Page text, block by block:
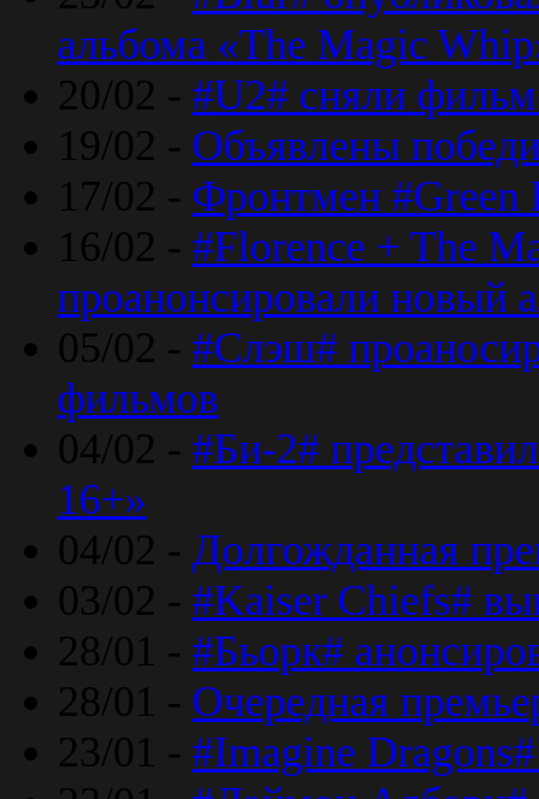
альбома «The Magic
20/02 - #U2# сняли
19/02 - Объявлены
17/02 - Фронтмен #Green
16/02 - #Florence + The
проанонсировали новый
05/02 - #Слэш#
фильмов
04/02 - #Би-2#
16+»
04/02 - Долгожданная
03/02 - #Kaiser Chiefs#
28/01 - #Бьорк#
28/01 - Очередная
23/01 - #Imagine